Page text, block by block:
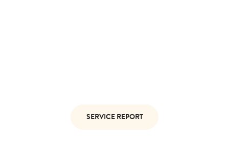
SERVICE REPORT